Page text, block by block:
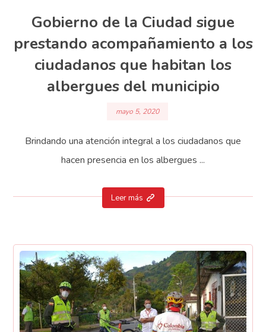
Gobierno de la Ciudad sigue
prestando acompañamiento a los
ciudadanos que habitan los
albergues del municipio
mayo 5, 2020
Brindando una atención integral a los ciudadanos que
hacen presencia en los albergues ...
Leer más